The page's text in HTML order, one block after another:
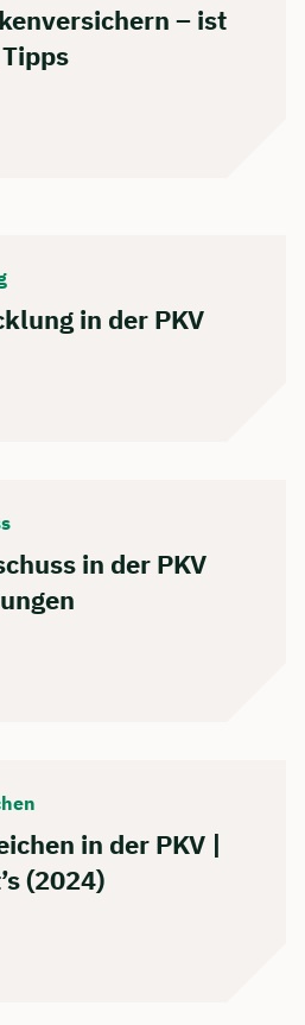
– ist
in der PKV
in der PKV
in der PKV |
(2024)